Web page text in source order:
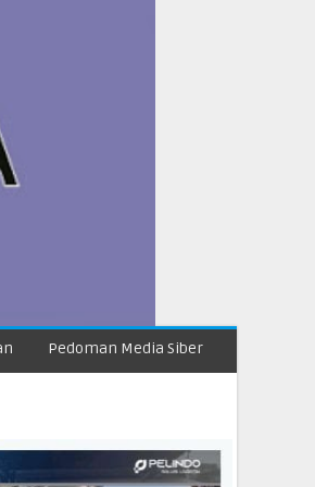
Pedoman Media Siber